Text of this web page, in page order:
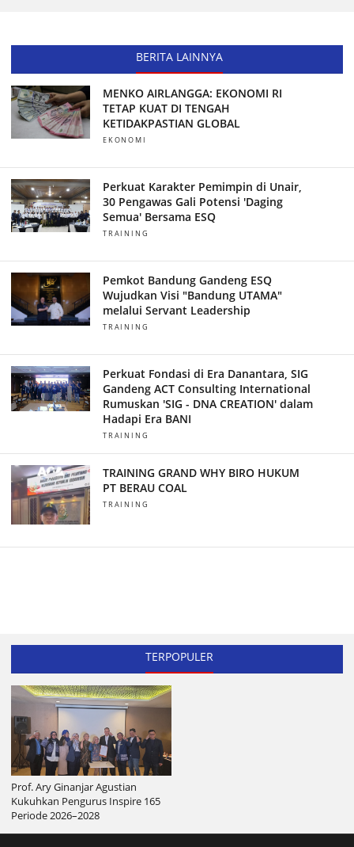
BERITA LAINNYA
MENKO AIRLANGGA: EKONOMI RI
TETAP KUAT DI TENGAH
KETIDAKPASTIAN GLOBAL
EKONOMI
Perkuat Karakter Pemimpin di Unair,
30 Pengawas Gali Potensi 'Daging
Semua' Bersama ESQ
TRAINING
Pemkot Bandung Gandeng ESQ
Wujudkan Visi "Bandung UTAMA"
melalui Servant Leadership
TRAINING
Perkuat Fondasi di Era Danantara, SIG
Gandeng ACT Consulting International
Rumuskan 'SIG - DNA CREATION' dalam
Hadapi Era BANI
TRAINING
TRAINING GRAND WHY BIRO HUKUM
PT BERAU COAL
TRAINING
TERPOPULER
Prof. Ary Ginanjar Agustian
Kukuhkan Pengurus Inspire 165
Periode 2026–2028